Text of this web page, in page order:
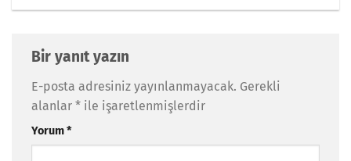
Bir yanıt yazın
E-posta adresiniz yayınlanmayacak. Gerekli
alanlar * ile işaretlenmişlerdir
Yorum*